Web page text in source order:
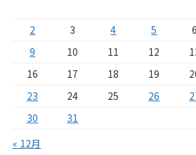
2
3 4 5 6
9
10 11 12
16
17 18 19
23
24 25 26
30
31
« 12月